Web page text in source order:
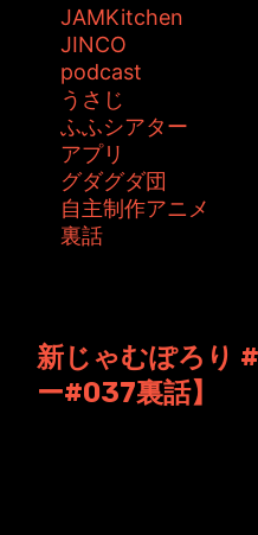
JAMKitchen
JINCO
podcast
うさじ
ふふシアター
アプリ
グダグダ団
自主制作アニメ
裏話
新じゃむぽろり
ー#037裏話】